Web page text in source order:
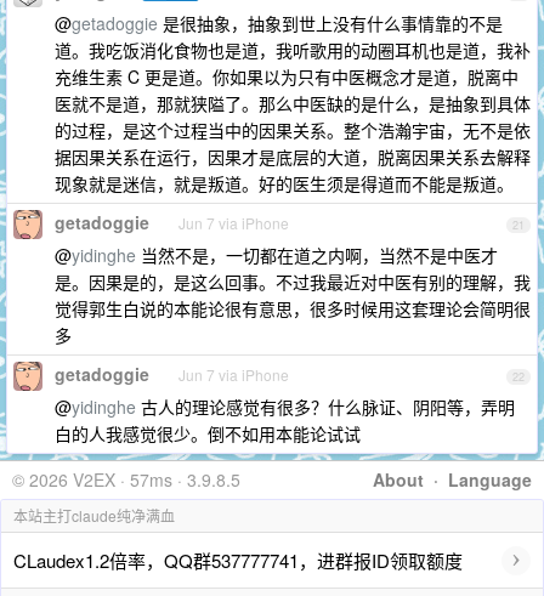
@getadoggie 是很抽象，抽象到世上没有什么事情靠的不是
道。我吃饭消化食物也是道，我听歌用的动圈耳机也是道，我补
充维生素 C 更是道。你如果以为只有中医概念才是道，脱离中
医就不是道，那就狭隘了。那么中医缺的是什么，是抽象到具体
的过程，是这个过程当中的因果关系。整个浩瀚宇宙，无不是依
据因果关系在运行，因果才是底层的大道，脱离因果关系去解释
现象就是迷信，就是叛道。好的医生须是得道而不能是叛道。
21
getadoggie Jun 7 via iPhone
@yidinghe 当然不是，一切都在道之内啊，当然不是中医才
是。因果是的，是这么回事。不过我最近对中医有别的理解，我
觉得郭生白说的本能论很有意思，很多时候用这套理论会简明很
多
22
getadoggie Jun 7 via iPhone
@yidinghe 古人的理论感觉有很多？什么脉证、阴阳等，弄明
白的人我感觉很少。倒不如用本能论试试
About · Language
© 2026 V2EX · 57ms · 3.9.8.5
本站主打claude纯净满血
CLaudex1.2倍率，QQ群537777741，进群报ID领取额度 ›